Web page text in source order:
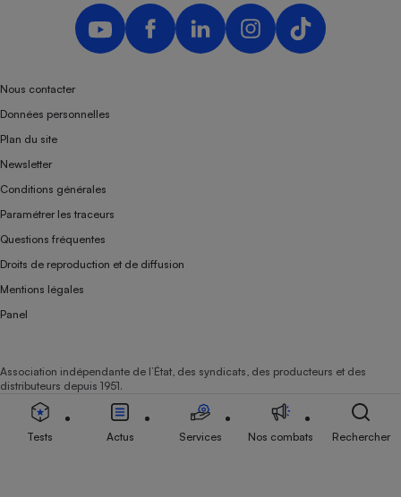
Nous contacter
Données personnelles
Plan du site
Newsletter
Conditions générales
Paramétrer les traceurs
Questions fréquentes
Droits de reproduction et de diffusion
Mentions légales
Panel
Association indépendante de l’État, des syndicats, des producteurs et des
distributeurs depuis 1951.
Tests Actus Services Nos combats Rechercher